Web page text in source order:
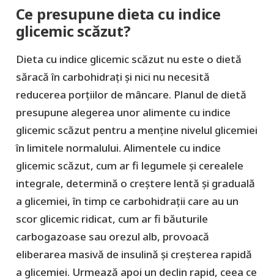
Ce presupune dieta cu indice
glicemic scăzut?
Dieta cu indice glicemic scăzut nu este o dietă
săracă în carbohidrați și nici nu necesită
reducerea porțiilor de mâncare. Planul de dietă
presupune alegerea unor alimente cu indice
glicemic scăzut pentru a menține nivelul glicemiei
în limitele normalului. Alimentele cu indice
glicemic scăzut, cum ar fi legumele și cerealele
integrale, determină o creștere lentă și graduală
a glicemiei, în timp ce carbohidrații care au un
scor glicemic ridicat, cum ar fi băuturile
carbogazoase sau orezul alb, provoacă
eliberarea masivă de insulină și creșterea rapidă
a glicemiei. Urmează apoi un declin rapid, ceea ce